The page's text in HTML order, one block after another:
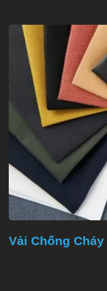
Vải Chống Cháy